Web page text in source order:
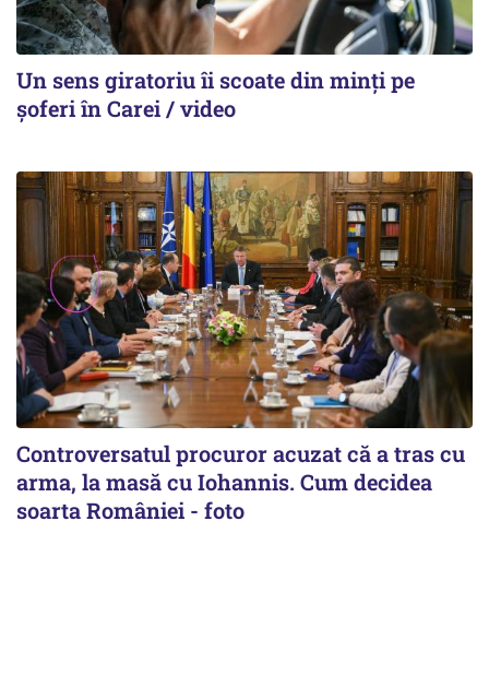
Un sens giratoriu îi scoate din minți pe
șoferi în Carei / video
Controversatul procuror acuzat că a tras cu
arma, la masă cu Iohannis. Cum decidea
soarta României - foto